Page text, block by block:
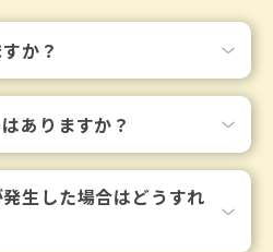
か？
ありますか？
生した場合はどうすれ